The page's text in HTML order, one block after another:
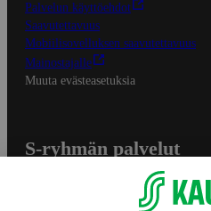
Palvelun käyttöehdot
Saavutettavuus
Mobiilisovelluksen saavutettavuus
Mainostajalle
Muuta evästeasetuksia
S-ryhmän palvelut